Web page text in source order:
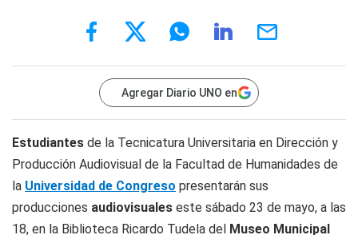
Agregar Diario UNO en
Estudiantes de la Tecnicatura Universitaria en Dirección y
Producción Audiovisual de la Facultad de Humanidades de
la Universidad de Congreso presentarán sus
producciones audiovisuales este sábado 23 de mayo, a las
18, en la Biblioteca Ricardo Tudela del Museo Municipal